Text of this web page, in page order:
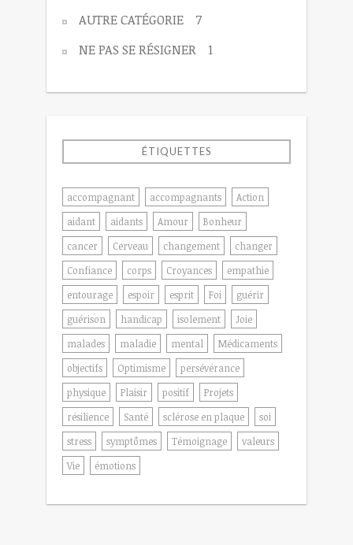
AUTRE CATÉGORIE
7
NE PAS SE RÉSIGNER
1
ÉTIQUETTES
accompagnant accompagnants
Action
aidant
aidants Amour
Bonheur
cancer
Cerveau changement
changer
Confiance
corps Croyances
empathie
entourage
espoir esprit Foi
guérir
guérison
handicap isolement
Joie
malades
maladie mental
Médicaments
objectifs
Optimisme
persévérance
physique
Plaisir positif
Projets
résilience
Santé sclérose en plaque
soi
stress
symptômes Témoignage
valeurs
Vie
émotions